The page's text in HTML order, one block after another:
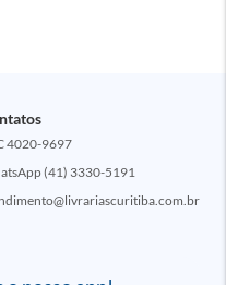
4020-9697
(41) 3330-5191